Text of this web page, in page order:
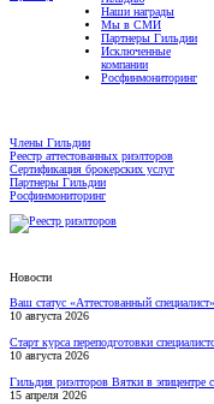
Наши награды
Мы в СМИ
Партнеры Гильдии
Исключенные
компании
Росфинмониторинг
Члены Гильдии
Реестр аттестованных риэлторов
Сертификация брокерских услуг
Партнеры Гильдии
Росфинмониторинг
Новости
Ваш статус «Аттестованный
10 августа 2026
Старт курса переподготовки
10 августа 2026
Гильдия риэлторов Вятки в
15 апреля 2026